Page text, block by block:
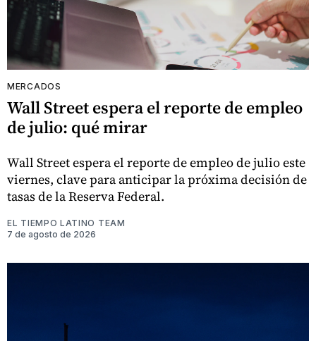
MERCADOS
Wall Street espera el reporte de empleo
de julio: qué mirar
Wall Street espera el reporte de empleo de julio este
viernes, clave para anticipar la próxima decisión de
tasas de la Reserva Federal.
EL TIEMPO LATINO TEAM
7 de agosto de 2026